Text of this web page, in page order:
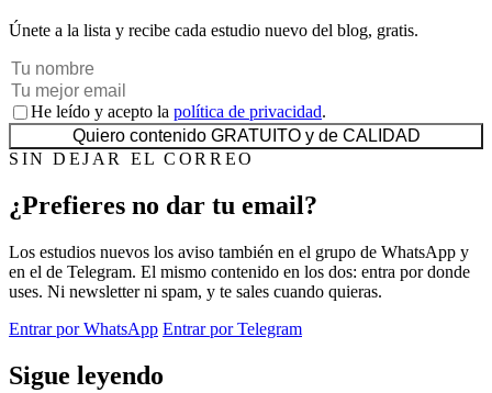
Únete a la lista y recibe cada estudio nuevo del blog, gratis.
He leído y acepto la política de privacidad.
Quiero contenido GRATUITO y de CALIDAD
SIN DEJAR EL CORREO
¿Prefieres no dar tu email?
Los estudios nuevos los aviso también en el grupo de WhatsApp y
en el de Telegram. El mismo contenido en los dos: entra por donde
uses. Ni newsletter ni spam, y te sales cuando quieras.
Entrar por WhatsApp Entrar por Telegram
Sigue leyendo